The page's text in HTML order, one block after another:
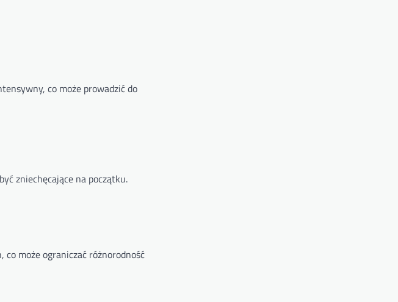
co może prowadzić do
zniechęcające na początku.
może ograniczać różnorodność